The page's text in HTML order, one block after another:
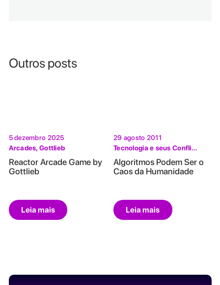
Outros posts
5 dezembro 2025
Arcades,Gottlieb
Reactor Arcade Game by
Gottlieb
Leia mais
29 agosto 2011
Tecnologia e seus Conflitos
Algoritmos Podem Ser o
Caos da Humanidade
Leia mais